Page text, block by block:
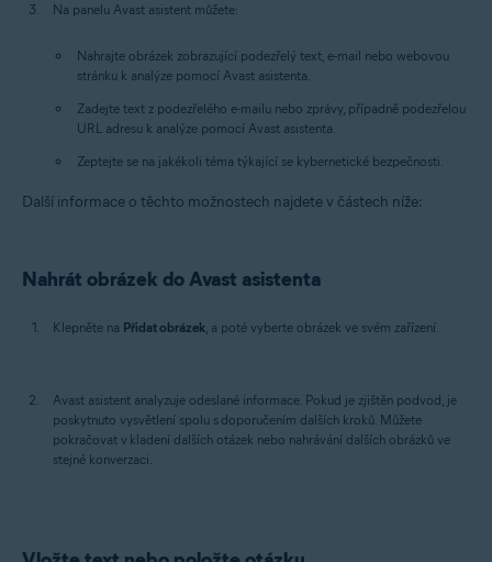
Na panelu Avast asistent můžete:
Nahrajte obrázek zobrazující podezřelý text, e-mail nebo webovou
stránku k analýze pomocí Avast asistenta.
Zadejte text z podezřelého e-mailu nebo zprávy, případně podezřelou
URL adresu k analýze pomocí Avast asistenta.
Zeptejte se na jakékoli téma týkající se kybernetické bezpečnosti.
Další informace o těchto možnostech najdete v částech níže:
Nahrát obrázek do Avast asistenta
Klepněte na Přidat obrázek, a poté vyberte obrázek ve svém zařízení.
Avast asistent analyzuje odeslané informace. Pokud je zjištěn podvod, je
poskytnuto vysvětlení spolu s doporučením dalších kroků. Můžete
pokračovat v kladení dalších otázek nebo nahrávání dalších obrázků ve
stejné konverzaci.